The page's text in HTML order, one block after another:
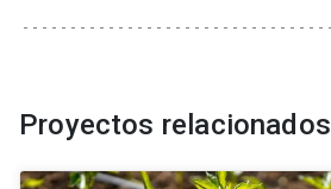
Proyectos relacionados